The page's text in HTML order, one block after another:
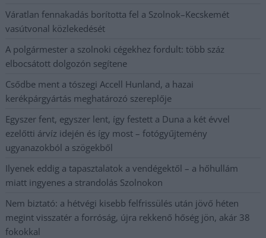
Váratlan fennakadás borította fel a Szolnok–Kecskemét
vasútvonal közlekedését
A polgármester a szolnoki cégekhez fordult: több száz
elbocsátott dolgozón segítene
Csődbe ment a tószegi Accell Hunland, a hazai
kerékpárgyártás meghatározó szereplője
Egyszer fent, egyszer lent, így festett a Duna a két évvel
ezelőtti árvíz idején és így most – fotógyűjtemény
ugyanazokból a szögekből
Ilyenek eddig a tapasztalatok a vendégektől – a hőhullám
miatt ingyenes a strandolás Szolnokon
Nem biztató: a hétvégi kisebb felfrissülés után jövő héten
megint visszatér a forróság, újra rekkenő hőség jön, akár 38
fokokkal